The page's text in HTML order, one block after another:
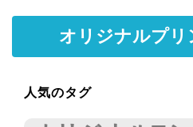
オリジナルプリ
人気のタグ